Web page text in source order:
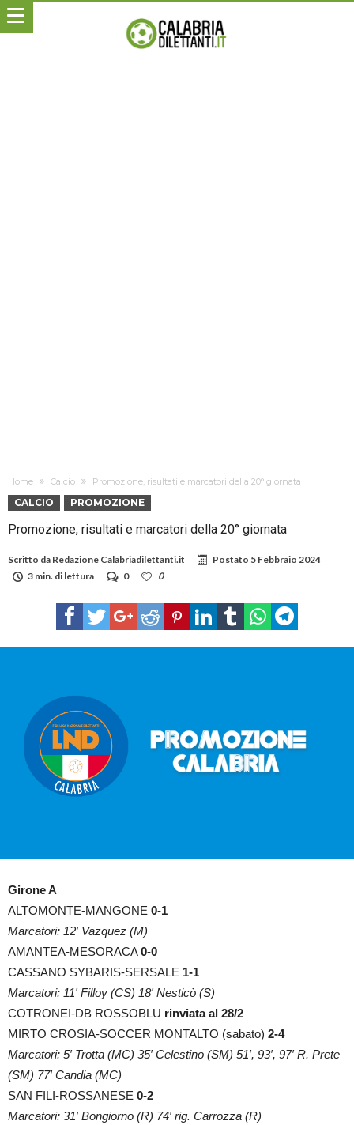
Home Calcio Promozione, risultati e marcatori della 20° giornata
CALCIO PROMOZIONE
Promozione, risultati e marcatori della 20° giornata
Scritto da Redazione Calabriadilettanti.it Postato 5 Febbraio 2024
3 min. di lettura
0 0
Girone A
ALTOMONTE-MANGONE 0-1
Marcatori: 12′ Vazquez (M)
AMANTEA-MESORACA0-0
CASSANO SYBARIS-SERSALE 1-1
Marcatori: 11′ Filloy (CS) 18′ Nesticò (S)
COTRONEI-DB ROSSOBLU rinviata al 28/2
MIRTO CROSIA-SOCCER MONTALTO (sabato) 2-4
Marcatori: 5′ Trotta (MC) 35′ Celestino (SM) 51′, 93′, 97′ R. Prete
(SM) 77′ Candia (MC)
SAN FILI-ROSSANESE 0-2
Marcatori: 31′ Bongiorno (R) 74′ rig. Carrozza (R)